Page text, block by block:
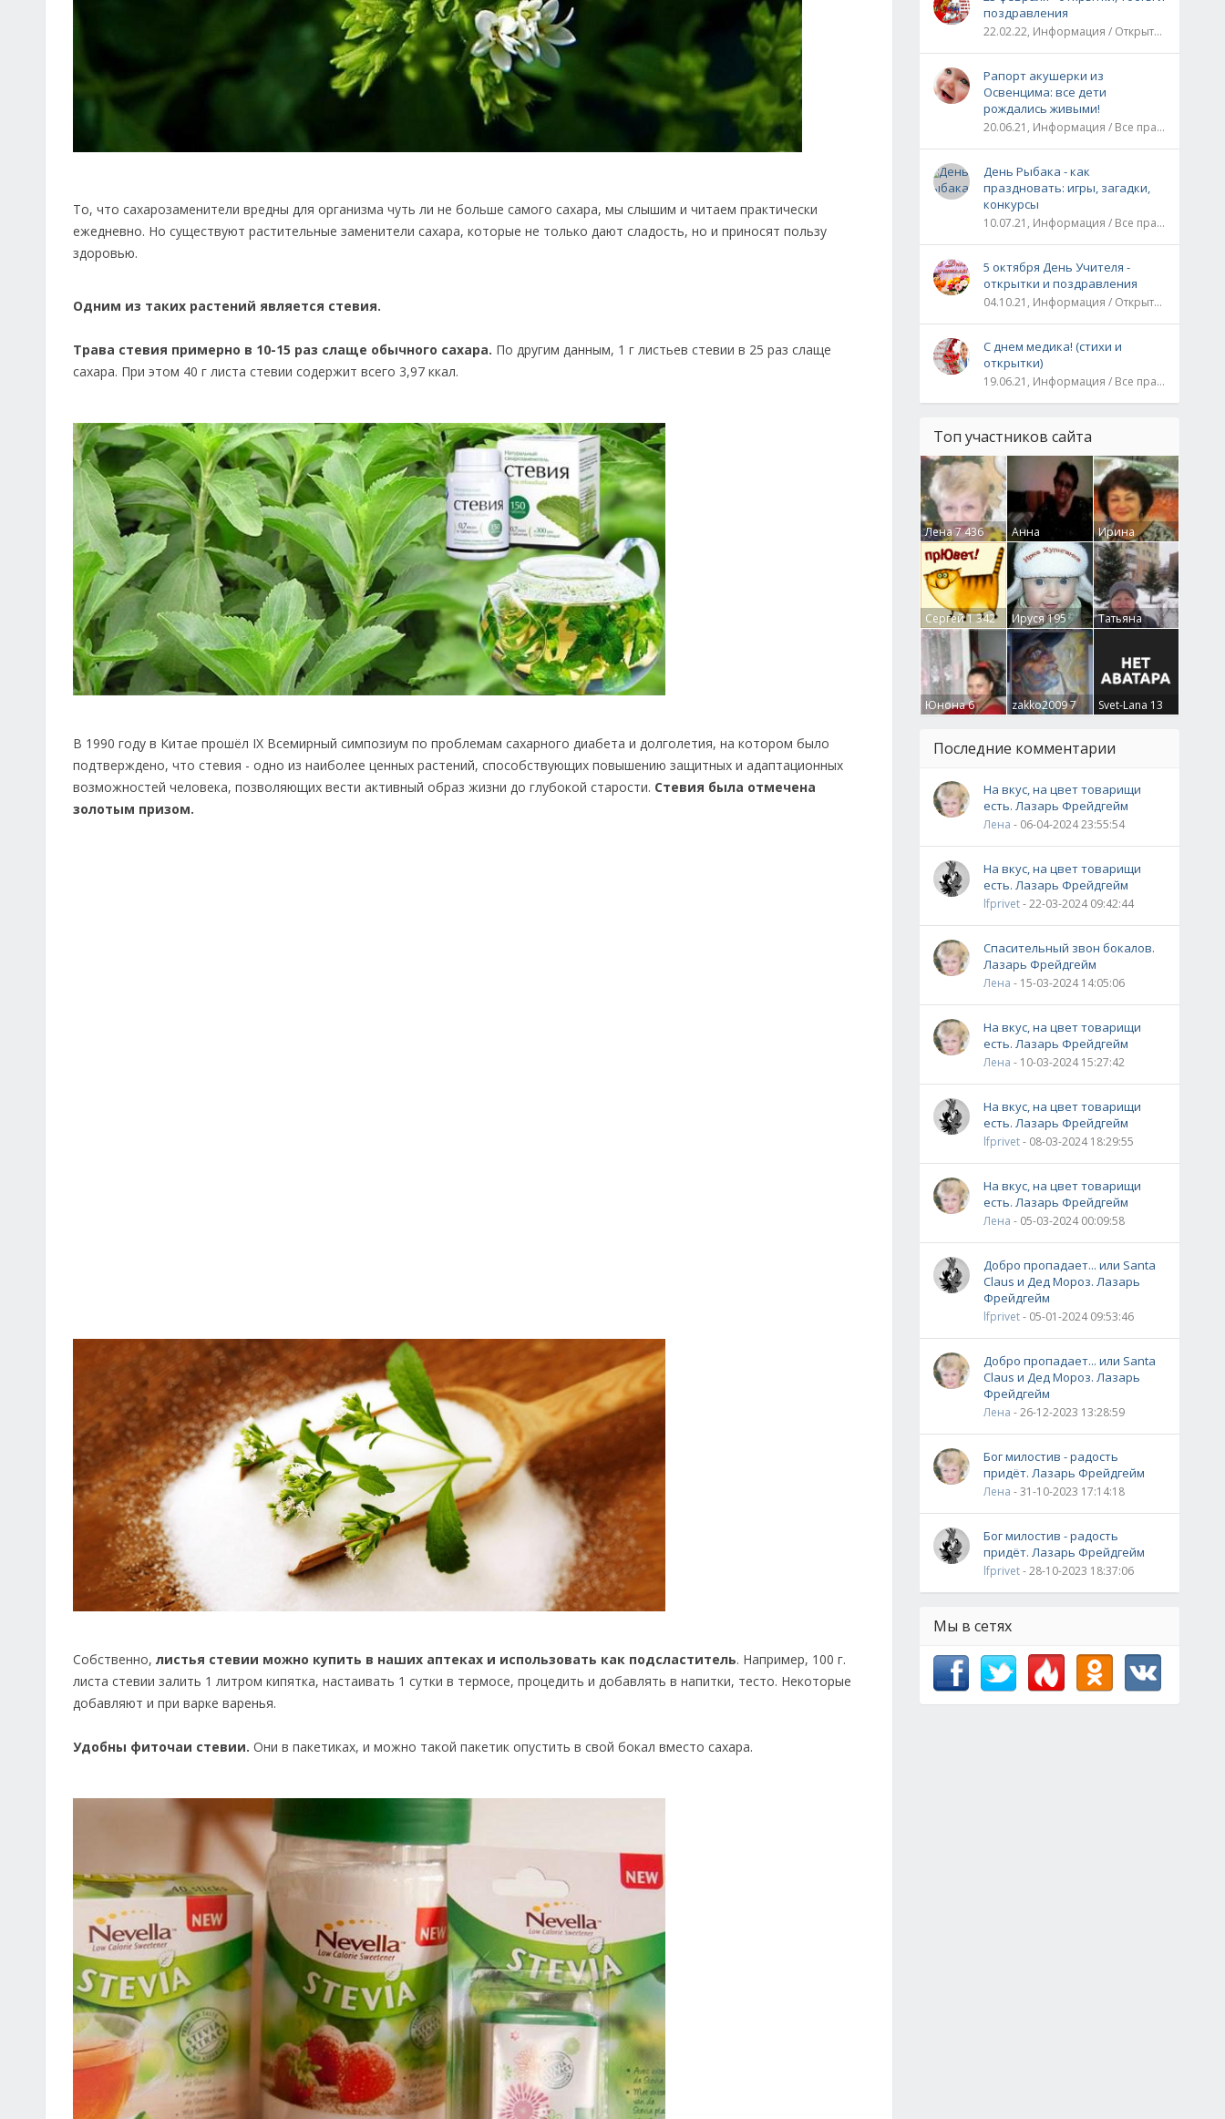
То, что сахарозаменители вредны для организма чуть ли не больше самого сахара, мы слышим и читаем практически
ежедневно. Но существуют растительные заменители сахара, которые не только дают сладость, но и приносят пользу
здоровью.
Одним из таких растений является стевия.
Трава стевия примерно в 10-15 раз слаще обычного сахара. По другим данным, 1 г листьев стевии в 25 раз слаще
сахара. При этом 40 г листа стевии содержит всего 3,97 ккал.
В 1990 году в Китае прошёл IX Всемирный симпозиум по проблемам сахарного диабета и долголетия, на котором было
подтверждено, что стевия - одно из наиболее ценных растений, способствующих повышению защитных и адаптационных
возможностей человека, позволяющих вести активный образ жизни до глубокой старости. Стевия была отмечена
золотым призом.
Собственно, листья стевии можно купить в наших аптеках и использовать как подсластитель. Например, 100 г.
листа стевии залить 1 литром кипятка, настаивать 1 сутки в термосе, процедить и добавлять в напитки, тесто. Некоторые
добавляют и при варке варенья.
Удобны фиточаи стевии. Они в пакетиках, и можно такой пакетик опустить в свой бокал вместо сахара.
поздравления
22.02.22, Информация / Открытки / Все праздники
Рапорт акушерки из
Освенцима: все дети
рождались живыми!
20.06.21, Информация / Все праздники / Рассказы и истории
День Рыбака - как
праздновать: игры, загадки,
конкурсы
10.07.21, Информация / Все праздники
5 октября День Учителя -
открытки и поздравления
04.10.21, Информация / Открытки / Все праздники
С днем медика! (стихи и
открытки)
19.06.21, Информация / Все праздники
Топ участников сайта
Лена7 436
Анна
Гумлевая0
Ирина
Бруцкая41
Сергей1 342 Ируся195
Татьяна
Крючкова0
Юнона6 zakko20097 Svet-Lana 13
Последние комментарии
На вкус, на цвет товарищи
есть. Лазарь Фрейдгейм
Лена - 06-04-2024 23:55:54
На вкус, на цвет товарищи
есть. Лазарь Фрейдгейм
lfprivet- 22-03-2024 09:42:44
Спасительный звон бокалов.
Лазарь Фрейдгейм
Лена - 15-03-2024 14:05:06
На вкус, на цвет товарищи
есть. Лазарь Фрейдгейм
Лена - 10-03-2024 15:27:42
На вкус, на цвет товарищи
есть. Лазарь Фрейдгейм
lfprivet- 08-03-2024 18:29:55
На вкус, на цвет товарищи
есть. Лазарь Фрейдгейм
Лена - 05-03-2024 00:09:58
Добро пропадает... или Santa
Claus и Дед Мороз. Лазарь
Фрейдгейм
lfprivet- 05-01-2024 09:53:46
Добро пропадает... или Santa
Claus и Дед Мороз. Лазарь
Фрейдгейм
Лена - 26-12-2023 13:28:59
Бог милостив - радость
придёт. Лазарь Фрейдгейм
Лена - 31-10-2023 17:14:18
Бог милостив - радость
придёт. Лазарь Фрейдгейм
lfprivet- 28-10-2023 18:37:06
Мы в сетях